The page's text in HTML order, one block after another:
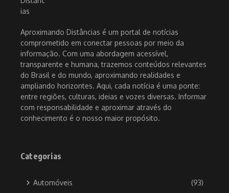
Aproximando Distâncias é um portal de notícias
comprometido em conectar pessoas por meio da
informação. Com uma abordagem acessível,
transparente e humana, trazemos conteúdos relevantes
do Brasil e do mundo, aproximando realidades e
ampliando horizontes. Aqui, cada notícia é uma ponte:
entre regiões, culturas, ideias e vozes diversas. Informar
com responsabilidade e aproximar através do
conhecimento é o nosso maior propósito.
Categorias
Automóveis (93)